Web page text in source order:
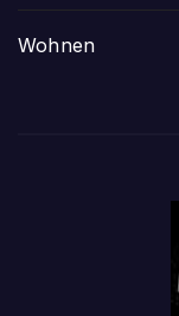
Wohnen